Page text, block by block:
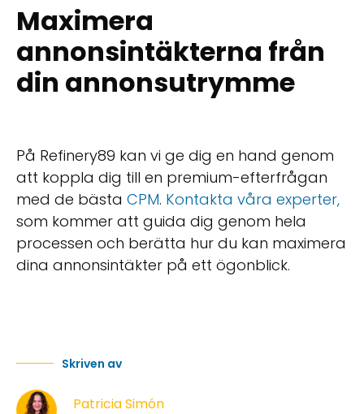
Maximera
annonsintäkterna från
din annonsutrymme
På Refinery89 kan vi ge dig en hand genom
att koppla dig till en premium-efterfrågan
med de bästa CPM. Kontakta våra experter,
som kommer att guida dig genom hela
processen och berätta hur du kan maximera
dina annonsintäkter på ett ögonblick.
Skriven av
Patricia Simón